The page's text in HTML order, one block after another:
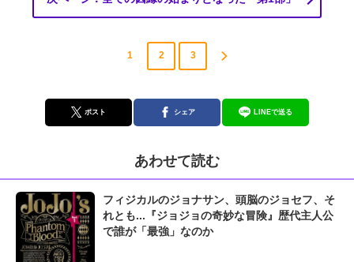
1 2 3
ポスト シェア LINEで送る
あわせて読む
フィジカルのジョナサン、頭脳のジョセフ、そ
れとも...『ジョジョの奇妙な冒険』歴代主人公
で誰が「最強」なのか